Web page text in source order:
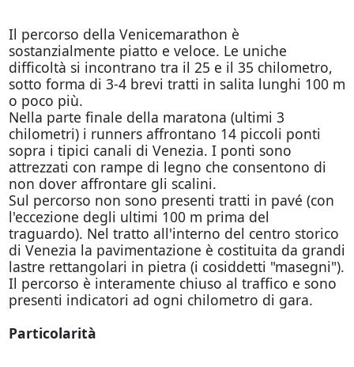
Il percorso della Venicemarathon è
sostanzialmente piatto e veloce. Le uniche
difficoltà si incontrano tra il 25 e il 35 chilometro,
sotto forma di 3-4 brevi tratti in salita lunghi 100 m
o poco più.
Nella parte finale della maratona (ultimi 3
chilometri) i runners affrontano 14 piccoli ponti
sopra i tipici canali di Venezia. I ponti sono
attrezzati con rampe di legno che consentono di
non dover affrontare gli scalini.
Sul percorso non sono presenti tratti in pavé (con
l'eccezione degli ultimi 100 m prima del
traguardo). Nel tratto all'interno del centro storico
di Venezia la pavimentazione è costituita da grandi
lastre rettangolari in pietra (i cosiddetti "masegni").
Il percorso è interamente chiuso al traffico e sono
presenti indicatori ad ogni chilometro di gara.
Particolarità